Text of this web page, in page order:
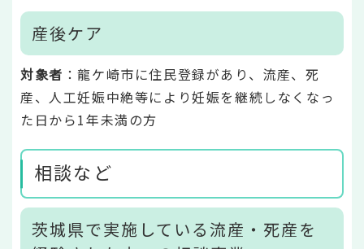
産後ケア
対象者 ：龍ケ崎市に住民登録があり、流産、死
産、人工妊娠中絶等により妊娠を継続しなくなっ
た日から1年未満の方
相談など
茨城県で実施している流産・死産を